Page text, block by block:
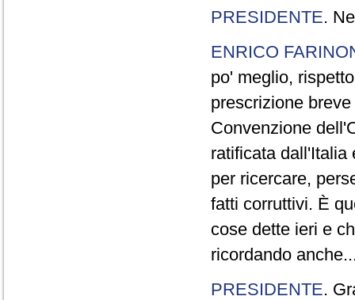
PRESIDENTE.
ENRICO
po' meglio,
prescrizione
Convenzione
ratificata dall'Italia
per ricercare,
fatti corruttivi. È
cose dette ieri e
ricordando
PRESIDENTE.